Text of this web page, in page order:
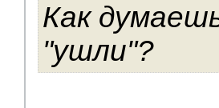
Как
"ушли"?